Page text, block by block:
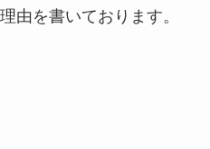
由を書いております。